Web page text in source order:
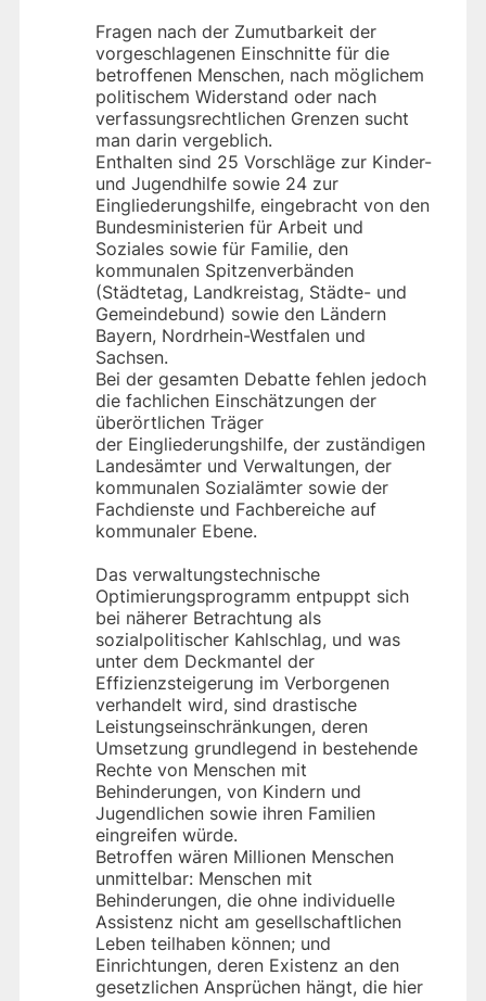
Fragen nach der Zumutbarkeit der
vorgeschlagenen Einschnitte für die
betroffenen Menschen, nach möglichem
politischem Widerstand oder nach
verfassungsrechtlichen Grenzen sucht
man darin vergeblich.
Enthalten sind 25 Vorschläge zur Kinder-
und Jugendhilfe sowie 24 zur
Eingliederungshilfe, eingebracht von den
Bundesministerien für Arbeit und
Soziales sowie für Familie, den
kommunalen Spitzenverbänden
(Städtetag, Landkreistag, Städte- und
Gemeindebund) sowie den Ländern
Bayern, Nordrhein-Westfalen und
Sachsen.
Bei der gesamten Debatte fehlen jedoch
die fachlichen Einschätzungen der
überörtlichen Träger
der Eingliederungshilfe, der zuständigen
Landesämter und Verwaltungen, der
kommunalen Sozialämter sowie der
Fachdienste und Fachbereiche auf
kommunaler Ebene.
Das verwaltungstechnische
Optimierungsprogramm entpuppt sich
bei näherer Betrachtung als
sozialpolitischer Kahlschlag, und was
unter dem Deckmantel der
Effizienzsteigerung im Verborgenen
verhandelt wird, sind drastische
Leistungseinschränkungen, deren
Umsetzung grundlegend in bestehende
Rechte von Menschen mit
Behinderungen, von Kindern und
Jugendlichen sowie ihren Familien
eingreifen würde.
Betroffen wären Millionen Menschen
unmittelbar: Menschen mit
Behinderungen, die ohne individuelle
Assistenz nicht am gesellschaftlichen
Leben teilhaben können; und
Einrichtungen, deren Existenz an den
gesetzlichen Ansprüchen hängt, die hier